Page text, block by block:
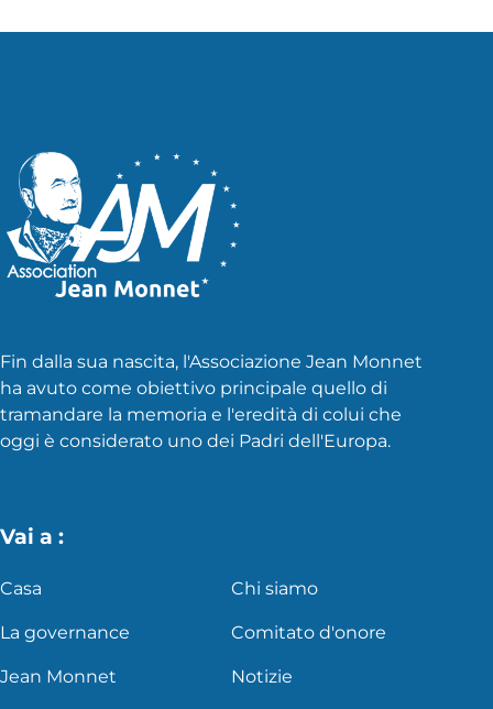
Fin dalla sua nascita, l'Associazione Jean Monnet
ha avuto come obiettivo principale quello di
tramandare la memoria e l'eredità di colui che
oggi è considerato uno dei Padri dell'Europa.
Vai a :
Casa Chi siamo
La governance Comitato d'onore
Jean Monnet Notizie